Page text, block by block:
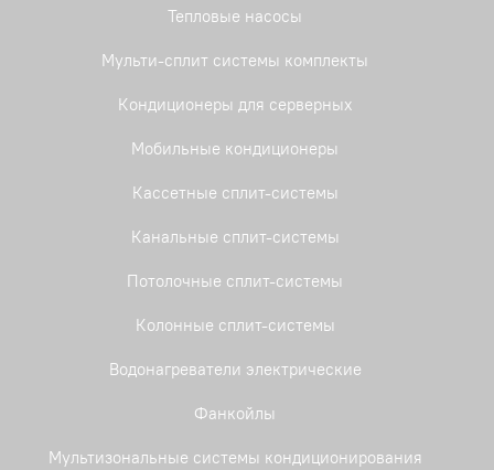
Тепловые насосы
Мульти-сплит системы комплекты
Кондиционеры для серверных
Мобильные кондиционеры
Кассетные сплит-системы
Канальные сплит-системы
Потолочные сплит-системы
Колонные сплит-системы
Водонагреватели электрические
Фанкойлы
Мультизональные системы кондиционирования